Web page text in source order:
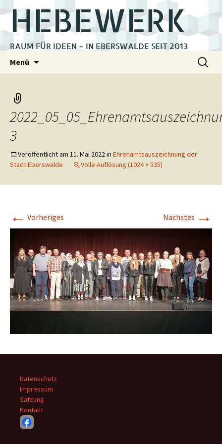
HEBEWERK
RAUM FÜR IDEEN – IN EBERSWALDE SEIT 2013
Menü
Suchen
nach:
3
Veröffentlicht am 11. Mai 2022in Ehrenamtsauszeichnung der
Stadt Eberswalde
Volle Auflösung (1024 × 535)
← Vorheriges Nächstes →
Datenschutz
Impressum
Satzung
Kontakt